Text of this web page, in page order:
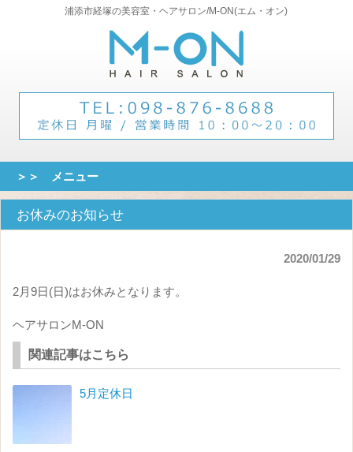
浦添市経塚の美容室・ヘアサロン/M-ON(エム・オン)
＞＞ メニュー
お休みのお知らせ
2020/01/29
2月9日(日)はお休みとなります。
ヘアサロンM-ON
関連記事はこちら
5月定休日